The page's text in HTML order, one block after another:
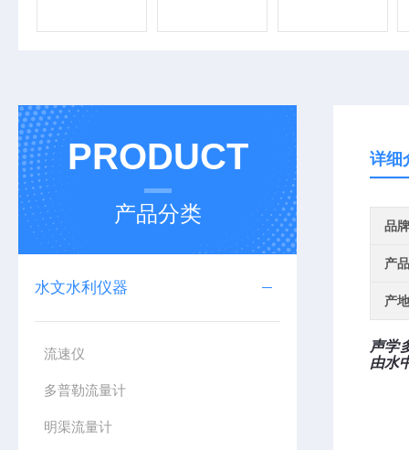
PRODUCT
产品分类
水文水利仪器
流速仪
多普勒流量计
明渠流量计
详细
品牌
产
产
声学
由水